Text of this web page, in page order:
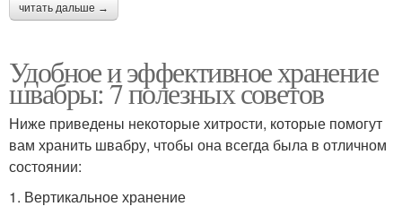
читать дальше →
Удобное и эффективное хранение
швабры: 7 полезных советов
Ниже приведены некоторые хитрости, которые помогут
вам хранить швабру, чтобы она всегда была в отличном
состоянии:
1. Вертикальное хранение